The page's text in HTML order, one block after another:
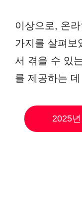
이상으로, 온
가지를 살펴보
서 겪을 수 있
를 제공하는
2025